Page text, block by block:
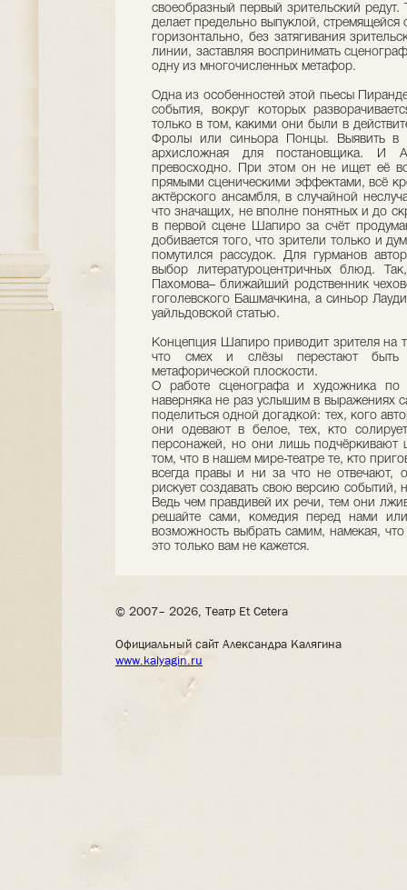
своеобразный первый зрительский
делает предельно выпуклой, стремящейся
горизонтально, без затягивания
линии, заставляя воспринимать
одну из многочисленных метафор.
Одна из особенностей этой пьесы
события, вокруг которых
только в том, какими они были в
Фролы или синьора Понцы. Выявить в
архисложная для постановщика. И
превосходно. При этом он не ищет её
прямыми сценическими эффектами, всё
актёрского ансамбля, в случайной
что значащих, не вполне понятных и до
в первой сцене Шапиро за счёт
добивается того, что зрители только и
помутился рассудок. Для гурманов
выбор литературоцентричных блюд.
Пахомова– ближайший родственник
гоголевского Башмачкина, а синьор
уайльдовской статью.
Концепция Шапиро приводит зрителя на
что смех и слёзы перестают быть
метафорической плоскости.
О работе сценографа и художника
наверняка не раз услышим в выражениях
поделиться одной догадкой: тех, кого
они одевают в белое, тех, кто
персонажей, но они лишь подчёркивают
том, что в нашем мире-театре те, кто
всегда правы и ни за что не отвечают,
рискует создавать свою версию событий,
Ведь чем правдивей их речи, тем они
решайте сами, комедия перед нами
возможность выбрать самим, намекая,
это только вам не кажется.
© 2007– 2026, Театр Et Cetera
Официальный сайт Александра Калягина
www.kalyagin.ru